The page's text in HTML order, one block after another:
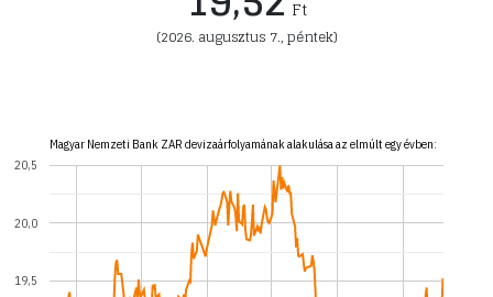
Ft
(2026. augusztus 7., péntek)
Magyar Nemzeti Bank ZAR devizaárfolyamának alakulása az elmúlt egy évben:
19,5
20,0
20,5